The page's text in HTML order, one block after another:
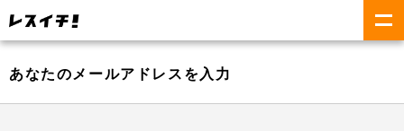
あなたのメールアドレスを入力